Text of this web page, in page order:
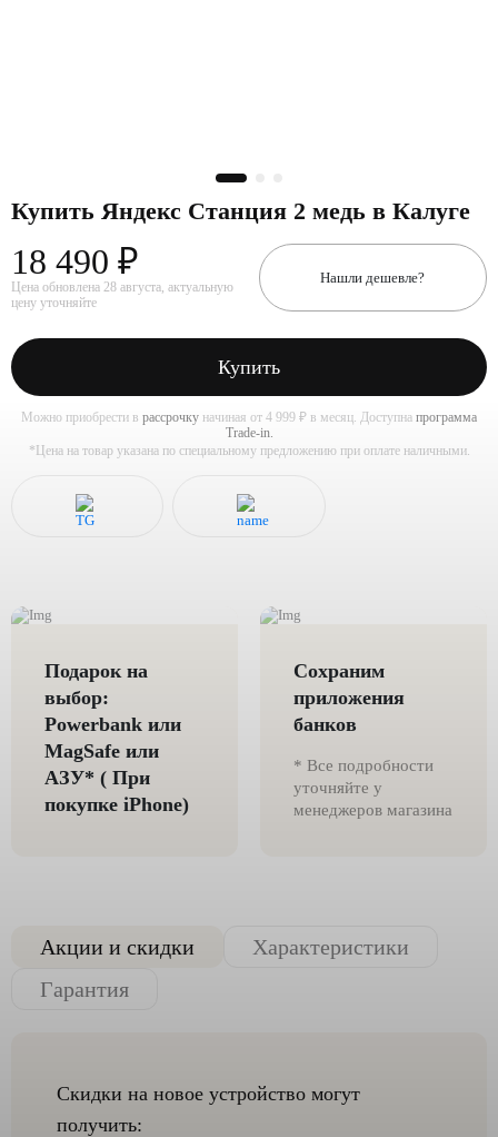
Купить Яндекс Станция 2 медь в Калуге
18 490 ₽
Цена обновлена 28 августа, актуальную
цену уточняйте
Нашли дешевле?
Купить
Можно приобрести в рассрочку начиная от 4 999 ₽ в месяц. Доступна программа
Trade-in.
*Цена на товар указана по специальному предложению при оплате наличными.
Подарок на
выбор:
Powerbank или
MagSafe или
AЗУ* ( При
покупке iPhone)
Сохраним
приложения
банков
* Все подробности
уточняйте у
менеджеров магазина
Акции и скидки
Характеристики
Гарантия
Скидки на новое устройство могут
получить: